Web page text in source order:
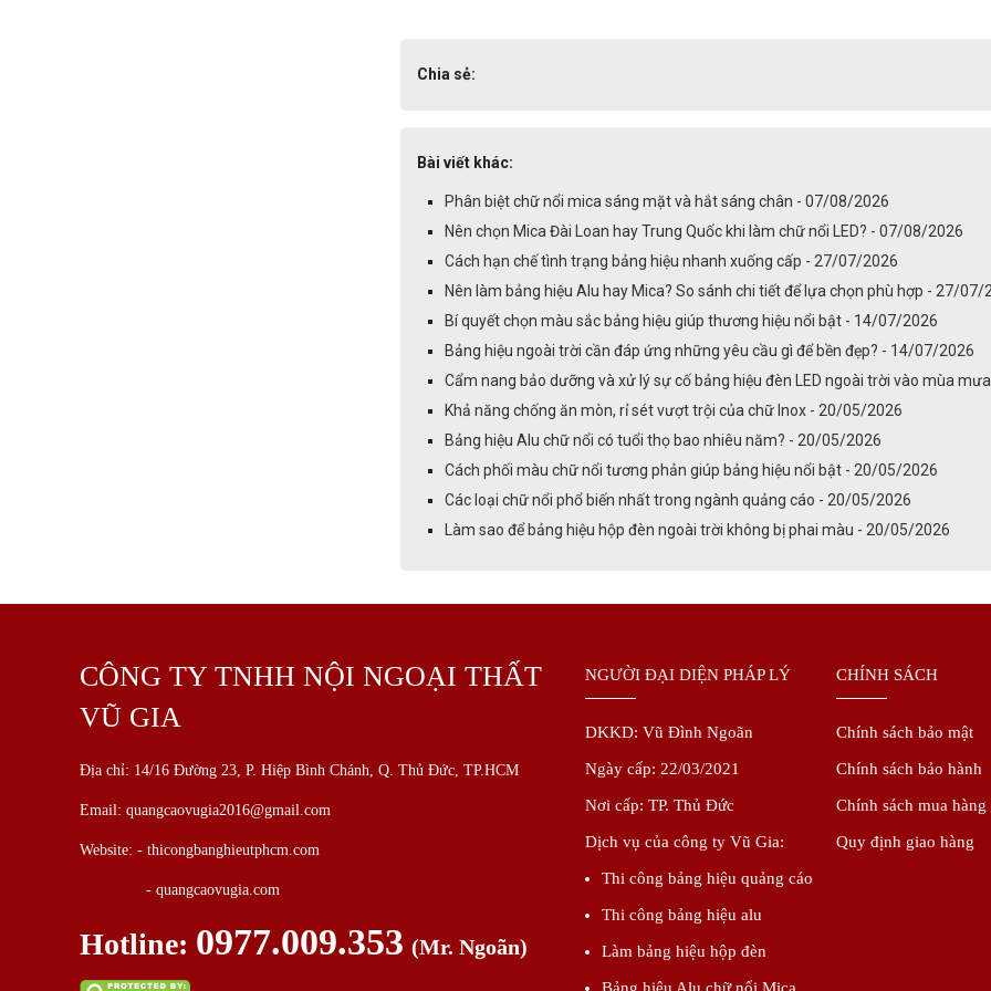
Chia sẻ:
Bài viết khác:
Phân biệt chữ nổi mica sáng mặt và hắt sáng chân - 07/08/2026
Nên chọn Mica Đài Loan hay Trung Quốc khi làm chữ nổi LED? - 07/08/2026
Cách hạn chế tình trạng bảng hiệu nhanh xuống cấp - 27/07/2026
Nên làm bảng hiệu Alu hay Mica? So sánh chi tiết để lựa chọn phù hợp - 27/07/
Bí quyết chọn màu sắc bảng hiệu giúp thương hiệu nổi bật - 14/07/2026
Bảng hiệu ngoài trời cần đáp ứng những yêu cầu gì để bền đẹp? - 14/07/2026
Cẩm nang bảo dưỡng và xử lý sự cố bảng hiệu đèn LED ngoài trời vào mùa
Khả năng chống ăn mòn, rỉ sét vượt trội của chữ Inox - 20/05/2026
Bảng hiệu Alu chữ nổi có tuổi thọ bao nhiêu năm? - 20/05/2026
Cách phối màu chữ nổi tương phản giúp bảng hiệu nổi bật - 20/05/2026
Các loại chữ nổi phổ biến nhất trong ngành quảng cáo - 20/05/2026
Làm sao để bảng hiệu hộp đèn ngoài trời không bị phai màu - 20/05/2026
CÔNG TY TNHH NỘI NGOẠI THẤT
VŨ GIA
Địa chỉ: 14/16 Đường 23, P. Hiệp Bình Chánh, Q. Thủ Đức, TP.HCM
Email: quangcaovugia2016@gmail.com
Website: - thicongbanghieutphcm.com
- quangcaovugia.com
Hotline: 0977.009.353 (Mr. Ngoãn)
NGƯỜI ĐẠI DIỆN PHÁP LÝ
DKKD: Vũ Đình Ngoãn
Ngày cấp: 22/03/2021
Nơi cấp: TP. Thủ Đức
Dịch vụ của công ty Vũ Gia:
Thi công bảng hiệu quảng cáo
Thi công bảng hiệu alu
Làm bảng hiệu hộp đèn
CHÍNH SÁCH
Chính sách bảo mật
Chính sách bảo hành
Chính sách mua hàng
Quy định giao hàng